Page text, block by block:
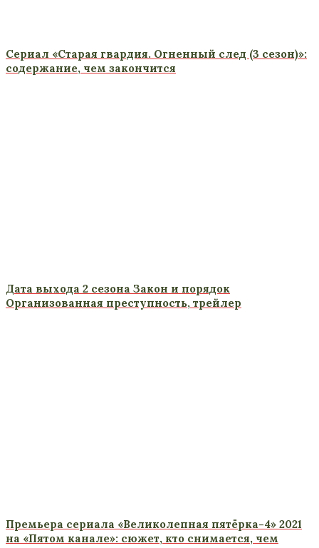
Сериал «Старая гвардия. Огненный след (3 сезон)»:
содержание, чем закончится
Дата выхода 2 сезона Закон и порядок
Организованная преступность, трейлер
Премьера сериала «Великолепная пятёрка-4» 2021
на «Пятом канале»: сюжет, кто снимается, чем